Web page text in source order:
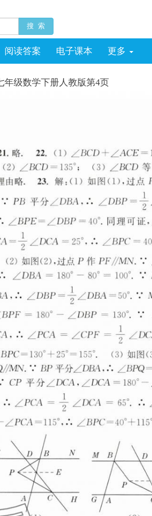
搜 索
阅读答案 电子课本 更多
年级数学下册人教版第4页